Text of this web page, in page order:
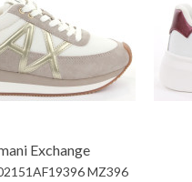
Exchange
MZ396